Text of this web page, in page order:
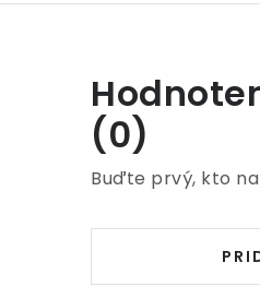
(0)
Buďte prvý, kto